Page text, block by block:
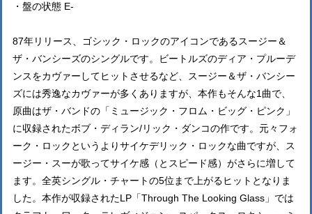
・盤の状態 E-
87年リリース、ゴシック・ロックのアイコンであるスージー＆
ザ・バンシーズのシングルです。ビートルズのディア・プルーデ
ンスをカヴァーしてヒットさせるなど、スージー＆ザ・バンシー
ズには秀逸なカヴァーが多くありますが、本作もそんな1曲で、
原曲はザ・バンドの「ミュージック・フロム・ビッグ・ピンク」
に収録されたボブ・ディラン/リック・ダンコの作です。元々フォ
ーク・ロックというよりサイケデリック・ロックな曲ですが、ス
ージー・スーが歌ってサイケ感（とスピード感）がさらに増して
ます。全英シングル・チャートの5位まで上がるヒットとなりま
した。本作が収録されたLP「Through The Looking Glass」では